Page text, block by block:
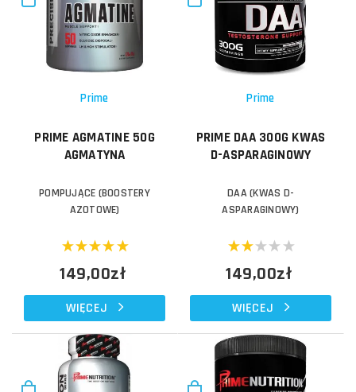
Prime
PRIME AGMATINE 50G
AGMATYNA
POMPUJĄCE (BOOSTERY
AZOTOWE)
149,00zł
WIĘCEJ
Prime
PRIME DAA 300G KWAS
D-ASPARAGINOWY
DAA (KWAS D-
ASPARAGINOWY)
149,00zł
WIĘCEJ